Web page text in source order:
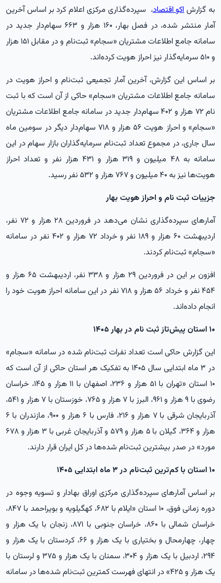
به گزارشاکو اقتصاد، سپرده‌گذاری مرکزی اعلام کرد بر اساس آخرین
آمار منتشر شده، در فصل بهار، ۱۶۰ هزار و ۶۶۳ سهام‌دار جدید در
سامانه جامع اطلاعات مشتریان «سجام» ثبت‌نام و در مقابل ۱۵۱ هزار
و ۵۱۰ سرمایه‌گذار نیز احراز هویت کرده‌اند.
بر اساس این گزارش، آخرین آمار تجمیعی ثبت‌نام و احراز هویت در
سامانه جامع اطلاعات مشتریان «سجام» حاکی از آن است که با ثبت
نام ۷۲ هزار و ۴۰۲ سهام‌دار جدید در سامانه جامع اطلاعات مشتریان
«سجام» و احراز هویت ۵۶ هزار و ۷۱۸ سهام‌دار دیگر در سومین ماه
سال جاری، در مجموع تعداد ثبت‌نام سرمایه‌گذاران بازار سهام در این
سامانه به ۴۸ میلیون و ۳۱۹ هزار و ۴۳۱ هزار نفر و تعداد احراز
هویت‌ها نیز به ۴۰ میلیون و ۷۶۷ هزار و ۵۳۲ نفر رسید.
جزییات ثبت نام و احراز هویت بهار
آمارهای سپرده‌گذاری نشان می‌دهد در فروردین ۲۸ هزار و ۷۲ نفر،
اردیبهشت ۶۰ هزار و ۱۸۹ نفر و خرداد ۷۲ هزار و ۴۰۲ نفر در سامانه
«سجام» ثبت‌نام کردند.
افزون بر این در فروردین ۲۹ هزار و ۳۳۸ نفر، اردیبهشت ۶۵ هزار و
۴۵۴ نفر و خرداد ۵۶ هزار و ۷۱۸ نفر در این سامانه احراز هویت خود را
انجام داده‌اند.
۱۰ استان پیش‌تاز ثبت نام در بهار ۱۴۰۵
این گزارش حاکی است تعداد نفرات ثبت‌نام شده در سامانه «سجام»
در ۳ ماه ابتدایی سال ۱۴۰۵ به تفکیک هر استان حاکی از آن است که
۱۰ استان «تهران با ۵۱ هزار و ۲۳۶، اصفهان با ۱۱ هزار و ۱۴۵، خراسان
رضوی با ۹ هزار و ۹۶۱، البرز با ۷ هزار و ۷۶۵، خوزستان با ۷ هزار و ۵۴۱،
آذربایجان شرقی با ۷ هزار و ۲۱۶، فارس با ۶ هزار و ۹۰۰، مازندران با ۶
هزار و ۳۶۴، گیلان با ۵ هزار و ۵۷۹ و آذربایجان غربی با ۳ هزار و ۶۷۸
مورد» در صدر بیشترین ثبت‌نام شده‌ها در کل ایران قرار دارند.
۱۰ استان با کم‌ترین ثبت‌نام در ۳ ماه ابتدایی ۱۴۰۵
بر اساس آمارهای سپرده‌گذاری مرکزی اوراق بهادار و تسویه وجوه در
دوره زمانی فوق، ۱۰ استان «ایلام با ۶۸۲، کهگیلویه و بویراحمد با ۸۴۷،
خراسان شمالی با ۸۶۰، خراسان جنوبی با ۸۷۱، زنجان با یک هزار و
چهار، چهارمحال و بختیاری با یک هزار و ۶۶، کردستان با یک هزار و
۲۹۴، اردبیل با یک هزار و ۳۰۴، سمنان با یک هزار و ۳۷۵ و لرستان با
یک هزار و ۴۲۵» در انتهای فهرست کمترین ثبت‌نام شده‌ها در سامانه